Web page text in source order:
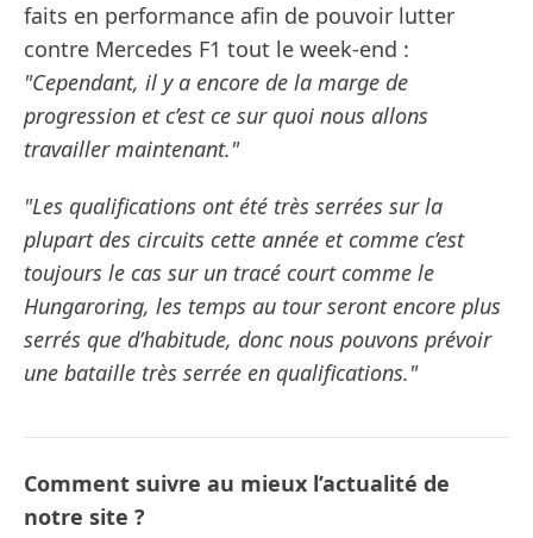
faits en performance afin de pouvoir lutter
contre Mercedes F1 tout le week-end :
"Cependant, il y a encore de la marge de
progression et c’est ce sur quoi nous allons
travailler maintenant."
"Les qualifications ont été très serrées sur la
plupart des circuits cette année et comme c’est
toujours le cas sur un tracé court comme le
Hungaroring, les temps au tour seront encore plus
serrés que d’habitude, donc nous pouvons prévoir
une bataille très serrée en qualifications."
Comment suivre au mieux l’actualité de
notre site ?